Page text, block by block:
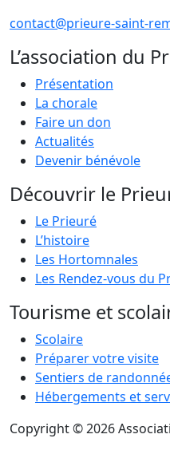
contact@prieure-saint-
L’association du
Présentation
La chorale
Faire un don
Actualités
Devenir bénévole
Découvrir le
Le Prieuré
L’histoire
Les Hortomnales
Les Rendez-vous du
Tourisme et
Scolaire
Préparer votre visite
Sentiers de
Hébergements et
Copyright © 2026